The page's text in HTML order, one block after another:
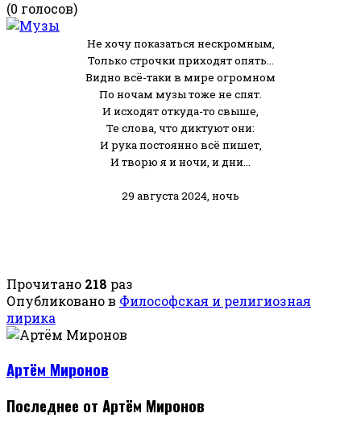
(0 голосов)
Не хочу показаться нескромным,
Только строчки приходят опять…
Видно всё-таки в мире огромном
По ночам музы тоже не спят.
И исходят откуда-то свыше,
Те слова, что диктуют они:
И рука постоянно всё пишет,
И творю я и ночи, и дни…
29 августа 2024, ночь
Прочитано 218 раз
Опубликовано в Философская и религиозная
лирика
Артём Миронов
Последнее от Артём Миронов